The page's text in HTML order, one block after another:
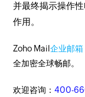
并最终揭示操作
作用。
Zoho Mail企业邮箱
全加密全球畅邮。
欢迎咨询：400-